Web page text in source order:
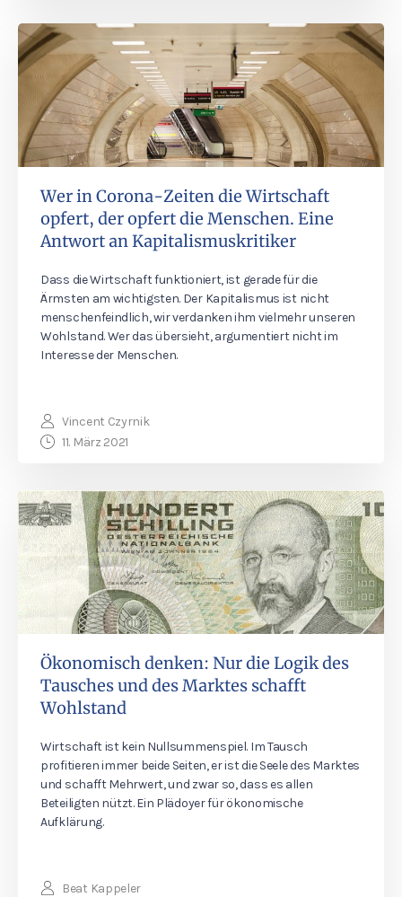
Wer in Corona-Zeiten die Wirtschaft
opfert, der opfert die Menschen. Eine
Antwort an Kapitalismuskritiker
Dass die Wirtschaft funktioniert, ist gerade für die
Ärmsten am wichtigsten. Der Kapitalismus ist nicht
menschenfeindlich, wir verdanken ihm vielmehr unseren
Wohlstand. Wer das übersieht, argumentiert nicht im
Interesse der Menschen.
Vincent Czyrnik
11. März 2021
Ökonomisch denken: Nur die Logik des
Tausches und des Marktes schafft
Wohlstand
Wirtschaft ist kein Nullsummenspiel. Im Tausch
profitieren immer beide Seiten, er ist die Seele des Marktes
und schafft Mehrwert, und zwar so, dass es allen
Beteiligten nützt. Ein Plädoyer für ökonomische
Aufklärung.
Beat Kappeler